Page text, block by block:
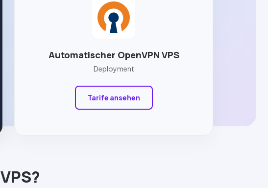
Automatischer OpenVPN VPS
Deployment
Tarife ansehen
VPS?